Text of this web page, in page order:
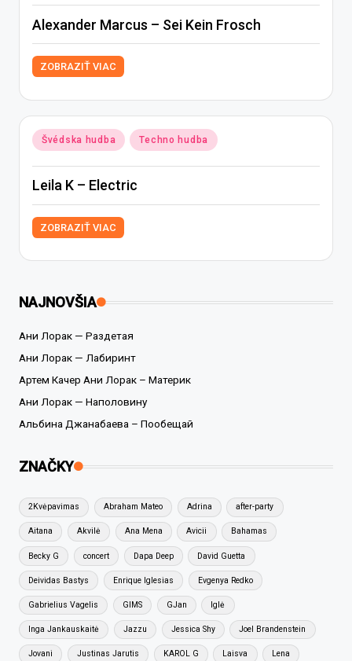
Alexander Marcus – Sei Kein Frosch
ZOBRAZIŤ VIAC
Posted
in
Švédska hudba Techno hudba
Leila K – Electric
ZOBRAZIŤ VIAC
NAJNOVŠIA
Ани Лорак — Раздетая
Ани Лорак — Лабиринт
Артем Качер Ани Лорак – Материк
Ани Лорак — Наполовину
Альбина Джанабаева – Пообещай
ZNAČKY
2Kvėpavimas Abraham Mateo Adrina after-party
Aitana Akvilė Ana Mena Avicii Bahamas
Becky G concert Dapa Deep David Guetta
Deividas Bastys Enrique Iglesias Evgenya Redko
Gabrielius Vagelis GIMS GJan Iglė
Inga Jankauskaitė Jazzu Jessica Shy Joel Brandenstein
Jovani Justinas Jarutis KAROL G Laisva Lena